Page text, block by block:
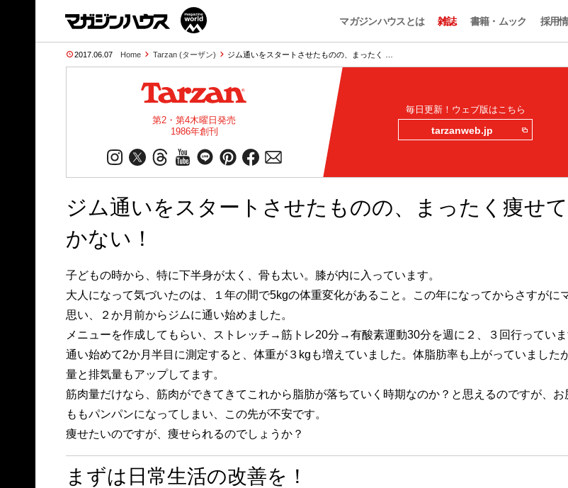
マガジンハウスとは 雑誌 書籍・ムック 採用
2017.06.07 Home Tarzan (ターザン) ジム通いをスタートさせたものの、まったく …
第2・第4木曜日発売
1986年創刊
毎日更新！ウェブ版はこちら
tarzanweb.jp
ジム通いをスタートさせたものの、まったく痩せ
かない！
子どもの時から、特に下半身が太く、骨も太い。膝が内に入っています。
大人になって気づいたのは、１年の間で5kgの体重変化があること。この年になってからさすがに
思い、２か月前からジムに通い始めました。
メニューを作成してもらい、ストレッチ→筋トレ20分→有酸素運動30分を週に２、３回行っていま
通い始めて2か月半目に測定すると、体重が３kgも増えていました。体脂肪率も上がっていました
量と排気量もアップしてます。
筋肉量だけなら、筋肉ができてきてこれから脂肪が落ちていく時期なのか？と思えるのですが、お
ももパンパンになってしまい、この先が不安です。
痩せたいのですが、痩せられるのでしょうか？
まずは日常生活の改善を！